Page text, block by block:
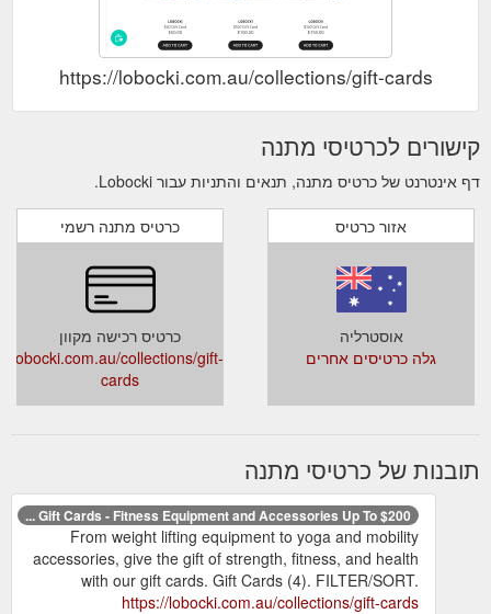
https://lobocki.com.au/collections/gift-cards
קישורים לכרטיסי מתנה
דף אינטרנט של כרטיס מתנה, תנאים והתניות עבור Lobocki.
כרטיס מתנה רשמי
כרטיס רכישה מקוון
lobocki.com.au/collections/gift-
cards
אזור כרטיס
אוסטרליה
גלה כרטיסים אחרים
תובנות של כרטיסי מתנה
Gift Cards - Fitness Equipment and Accessories Up To $200 ...
From weight lifting equipment to yoga and mobility
accessories, give the gift of strength, fitness, and health
with our gift cards. Gift Cards (4). FILTER/SORT.
https://lobocki.com.au/collections/gift-cards